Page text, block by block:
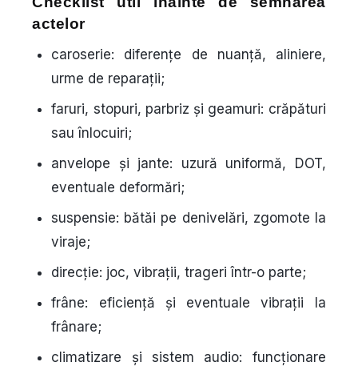
actelor
caroserie: diferențe de nuanță, aliniere,
urme de reparații;
faruri, stopuri, parbriz și geamuri: crăpături
sau înlocuiri;
anvelope și jante: uzură uniformă, DOT,
eventuale deformări;
suspensie: bătăi pe denivelări, zgomote la
viraje;
direcție: joc, vibrații, trageri într-o parte;
frâne: eficiență și eventuale vibrații la
frânare;
climatizare și sistem audio: funcționare